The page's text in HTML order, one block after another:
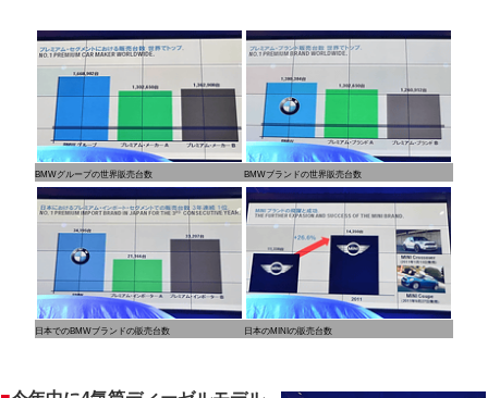
BMWグループの世界販売台数 BMWブランドの世界販売台数
日本でのBMWブランドの販売台数 日本のMINIの販売台数